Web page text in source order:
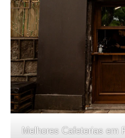
Melhores Cafeterias em